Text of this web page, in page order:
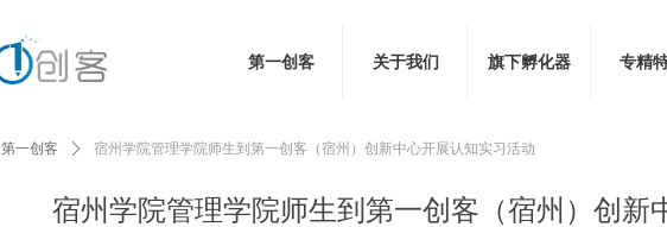
第一创客 关于我们 旗下孵化器 专精
宿州学院管理学院师生到第一创客（宿州）创新
第一创客 ꄲ 宿州学院管理学院师生到第一创客（宿州）创新中心开展认知实习活动